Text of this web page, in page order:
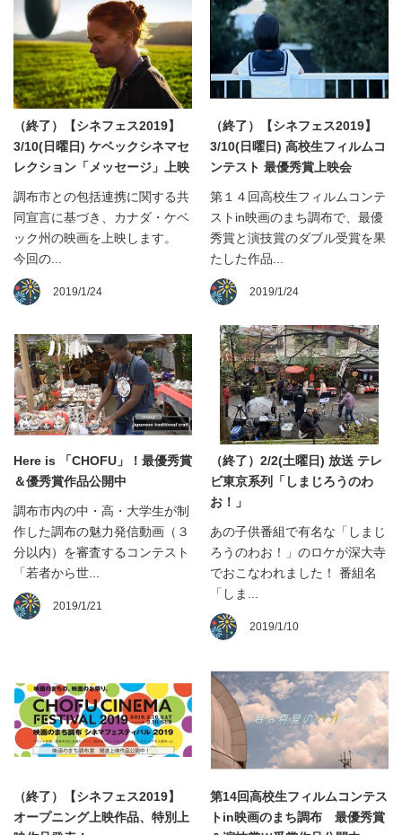
（終了）【シネフェス2019】
3/10(日曜日) ケベックシネマセ
レクション「メッセージ」上映
調布市との包括連携に関する共
同宣言に基づき、カナダ・ケベ
ック州の映画を上映します。
今回の...
2019/1/24
（終了）【シネフェス2019】
3/10(日曜日) 高校生フィルムコ
ンテスト 最優秀賞上映会
第１４回高校生フィルムコンテ
ストin映画のまち調布で、最優
秀賞と演技賞のダブル受賞を果
たした作品...
2019/1/24
Here is 「CHOFU」！最優秀賞
＆優秀賞作品公開中
調布市内の中・高・大学生が制
作した調布の魅力発信動画（３
分以内）を審査するコンテスト
「若者から世...
2019/1/21
（終了）2/2(土曜日) 放送 テレ
ビ東京系列「しまじろうのわ
お！」
あの子供番組で有名な「しまじ
ろうのわお！」のロケが深大寺
でおこなわれました！ 番組名
「しま...
2019/1/10
（終了）【シネフェス2019】
オープニング上映作品、特別上
第14回高校生フィルムコンテス
トin映画のまち調布 最優秀賞